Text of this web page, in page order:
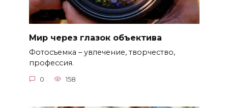
Мир через глазок объектива
Фотосъемка – увлечение, творчество,
профессия.
0 158